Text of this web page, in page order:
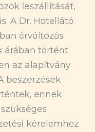
leszállítását,
A Dr. Hotellátó
árváltozás
árában történt
az alapítvány
beszerzések
ennek
kérelemhez